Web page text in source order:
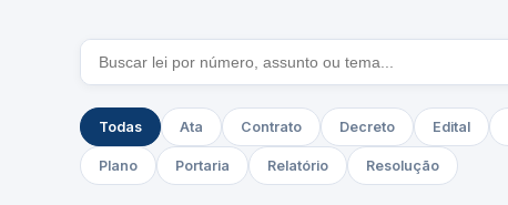
Todas Ata Contrato Decreto Edital
Plano Portaria Relatório Resolução